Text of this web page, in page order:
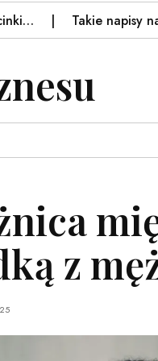
Takie napisy na
z